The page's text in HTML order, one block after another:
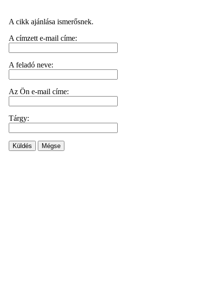
A cikk ajánlása ismerősnek.
A címzett e-mail címe:
A feladó neve:
Az Ön e-mail címe:
Tárgy:
Küldés Mégse